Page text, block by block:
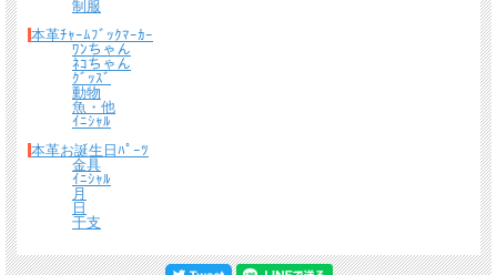
制服
本革ﾁｬｰﾑﾌﾞｯｸﾏｰｶｰ
ﾜﾝちゃん
ﾈｺちゃん
ｸﾞｯｽﾞ
動物
魚・他
ｲﾆｼｬﾙ
本革お誕生日ﾊﾟｰﾂ
金具
ｲﾆｼｬﾙ
月
日
干支